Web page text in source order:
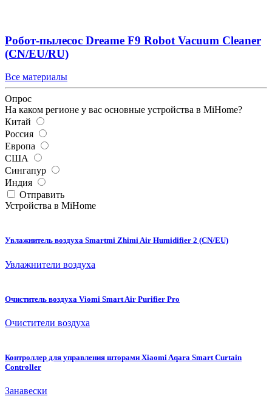
Робот-пылесос Dreame F9 Robot Vacuum Cleaner
(CN/EU/RU)
Все материалы
Опрос
На каком регионе у вас основные устройства в MiHome?
Китай
Россия
Европа
США
Сингапур
Индия
Отправить
Устройства в MiHome
Увлажнитель воздуха Smartmi Zhimi Air Humidifier 2 (CN/EU)
Увлажнители воздуха
Очиститель воздуха Viomi Smart Air Purifier Pro
Очистители воздуха
Контроллер для управления шторами Xiaomi Aqara Smart Curtain
Controller
Занавески